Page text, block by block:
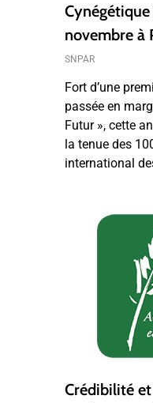
novembre à
SNPAR
Fort d’une
passée en
Futur », cette
la tenue des
international
Crédibilité et